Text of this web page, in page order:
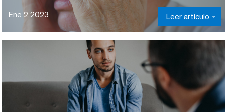
Ene 2 2023 Leer artículo